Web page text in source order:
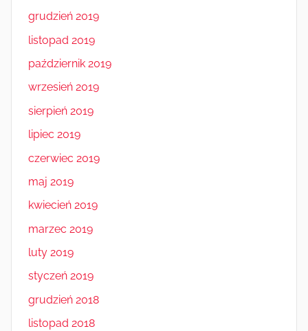
grudzień 2019
listopad 2019
październik 2019
wrzesień 2019
sierpień 2019
lipiec 2019
czerwiec 2019
maj 2019
kwiecień 2019
marzec 2019
luty 2019
styczeń 2019
grudzień 2018
listopad 2018